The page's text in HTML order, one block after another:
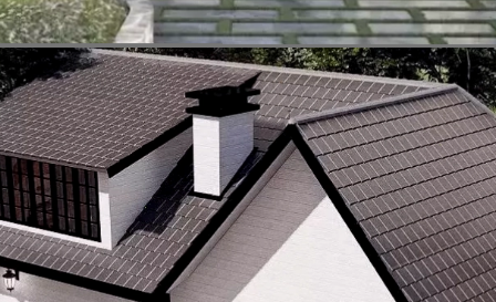
Đang mở https://vietnamxua.edu.vn/nha-vuon-dep-gia-re